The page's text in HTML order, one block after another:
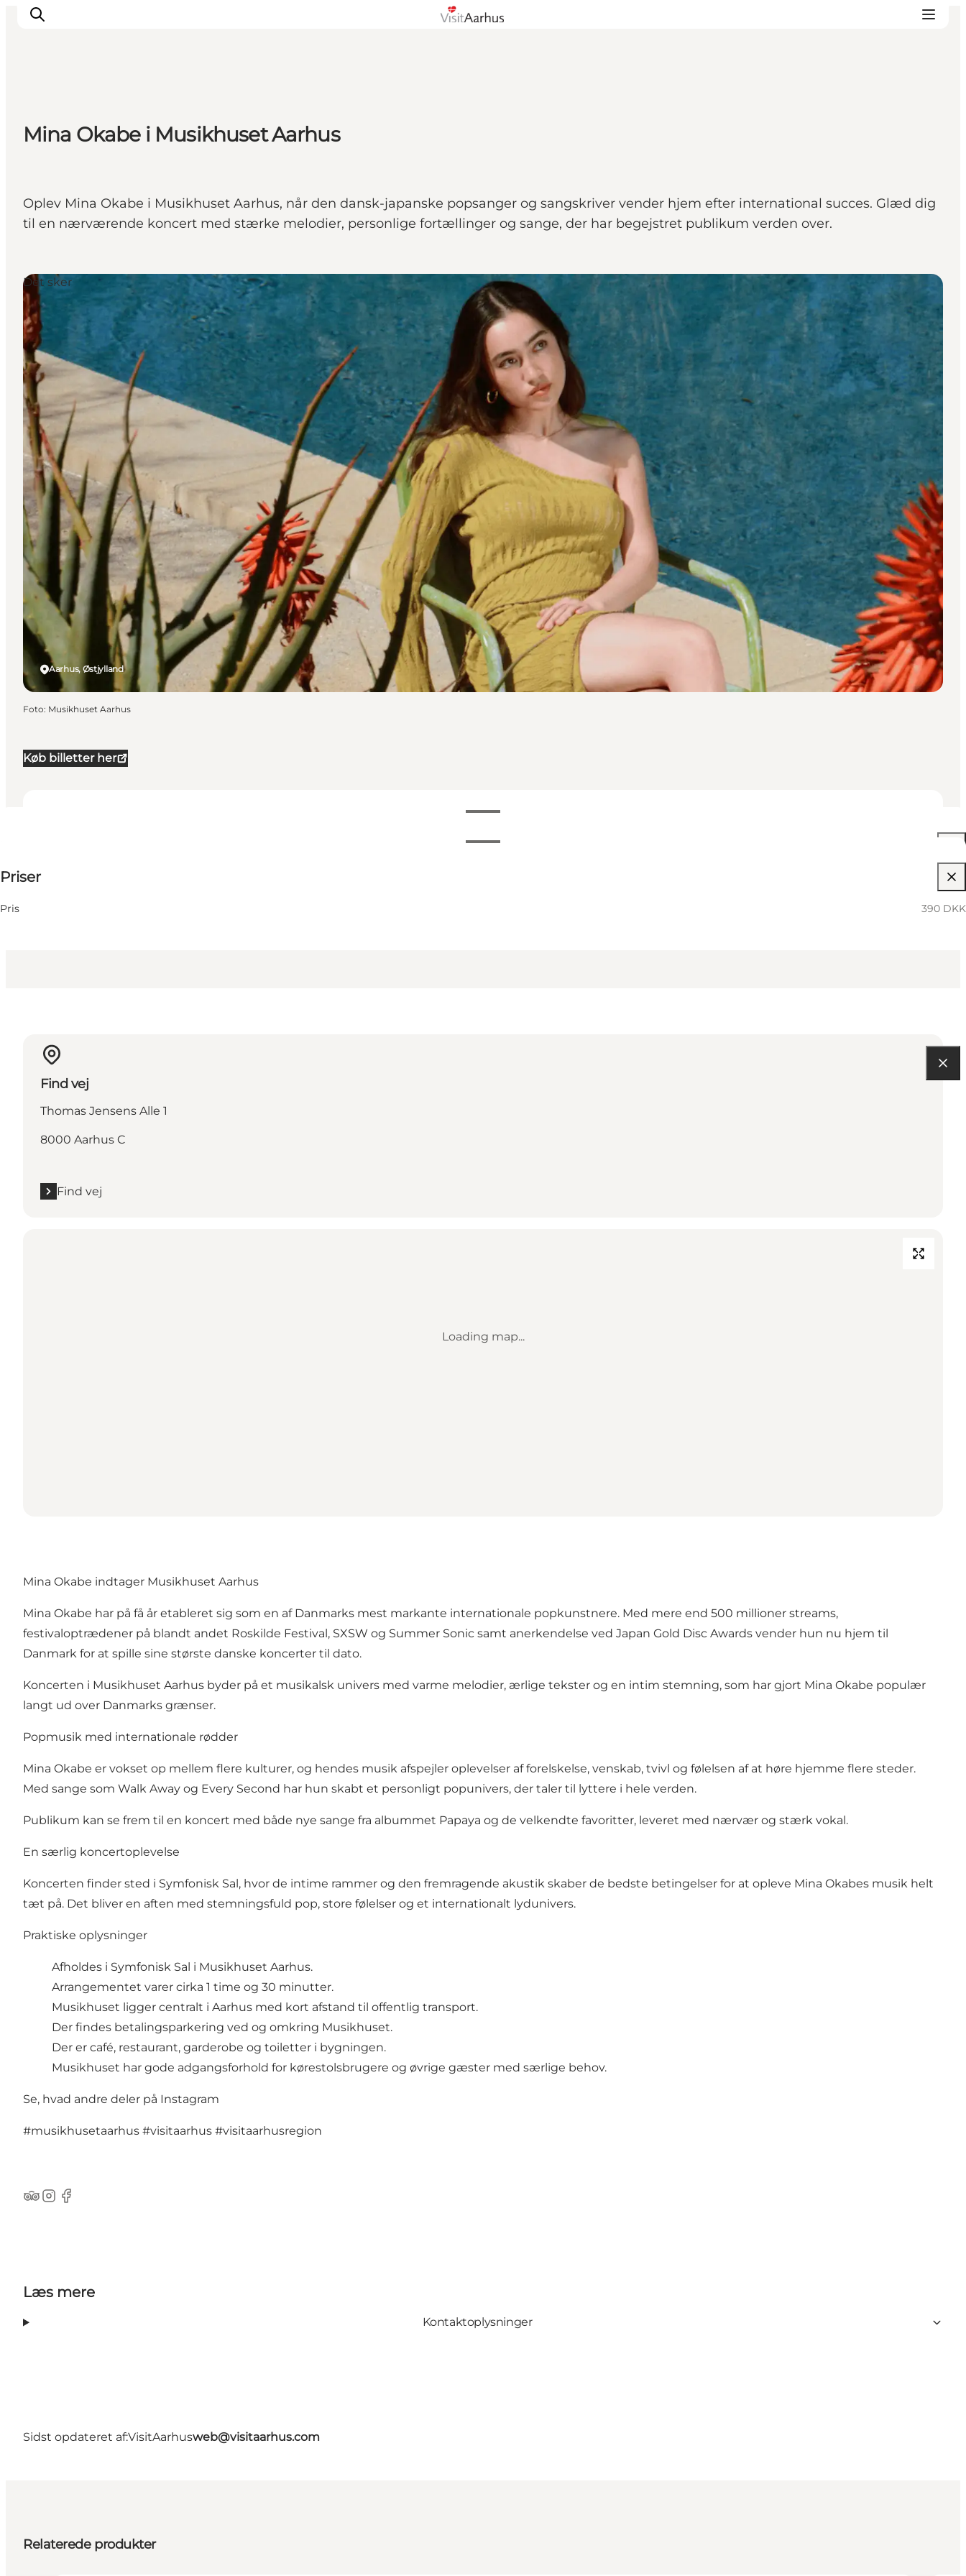
Oplevelser
Kalender
Transport
Mina Okabe i Musikhuset Aarhus
Oplev Mina Okabe i Musikhuset Aarhus, når den dansk-japanske popsanger og sangskriver vender hjem efter international succes. Glæd dig
til en nærværende koncert med stærke melodier, personlige fortællinger og sange, der har begejstret publikum verden over.
Køb billetter her
31 Oktober
08:00 PM–09:30 PM
Priser
Pris 390 DKK
Aarhus, Østjylland
Det sker
Foto: Musikhuset Aarhus
Find vej
Thomas Jensens Alle 1
8000 Aarhus C
Find vej
Loading map...
Mina Okabe indtager Musikhuset Aarhus
Mina Okabe har på få år etableret sig som en af Danmarks mest markante internationale popkunstnere. Med mere end 500 millioner streams,
festivaloptrædener på blandt andet Roskilde Festival, SXSW og Summer Sonic samt anerkendelse ved Japan Gold Disc Awards vender hun nu hjem til
Danmark for at spille sine største danske koncerter til dato.
Koncerten i Musikhuset Aarhus byder på et musikalsk univers med varme melodier, ærlige tekster og en intim stemning, som har gjort Mina Okabe populær
langt ud over Danmarks grænser.
Popmusik med internationale rødder
Mina Okabe er vokset op mellem flere kulturer, og hendes musik afspejler oplevelser af forelskelse, venskab, tvivl og følelsen af at høre hjemme flere steder.
Med sange som Walk Away og Every Second har hun skabt et personligt popunivers, der taler til lyttere i hele verden.
Publikum kan se frem til en koncert med både nye sange fra albummet Papaya og de velkendte favoritter, leveret med nærvær og stærk vokal.
En særlig koncertoplevelse
Koncerten finder sted i Symfonisk Sal, hvor de intime rammer og den fremragende akustik skaber de bedste betingelser for at opleve Mina Okabes musik helt
tæt på. Det bliver en aften med stemningsfuld pop, store følelser og et internationalt lydunivers.
Praktiske oplysninger
Afholdes i Symfonisk Sal i Musikhuset Aarhus.
Arrangementet varer cirka 1 time og 30 minutter.
Musikhuset ligger centralt i Aarhus med kort afstand til offentlig transport.
Der findes betalingsparkering ved og omkring Musikhuset.
Der er café, restaurant, garderobe og toiletter i bygningen.
Musikhuset har gode adgangsforhold for kørestolsbrugere og øvrige gæster med særlige behov.
Se, hvad andre deler på Instagram
#musikhusetaarhus #visitaarhus #visitaarhusregion
TripAdvisor
Instagram
Facebook
Læs mere
Kontaktoplysninger
Sidst opdateret af:VisitAarhusweb@visitaarhus.com
Relaterede produkter